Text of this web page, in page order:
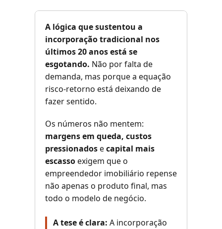
A lógica que sustentou a
incorporação tradicional nos
últimos 20 anos está se
esgotando. Não por falta de
demanda, mas porque a equação
risco-retorno está deixando de
fazer sentido.
Os números não mentem:
margens em queda, custos
pressionadosecapital mais
escassoexigem que o
empreendedor imobiliário repense
não apenas o produto final, mas
todo o modelo de negócio.
A tese é clara: A incorporação